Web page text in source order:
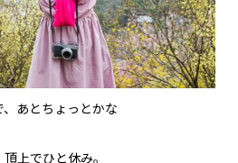
、あとちょっとかな
上でひと休み。